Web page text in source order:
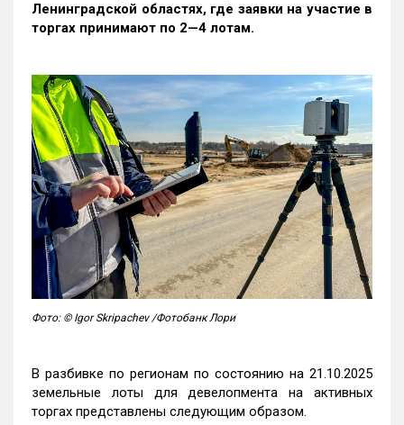
Ленинградской областях, где заявки на участие в
торгах принимают по 2—4 лотам.
Фото: © Igor Skripachev /Фотобанк Лори
В разбивке по регионам по состоянию на 21.10.2025
земельные лоты для девелопмента на активных
торгах представлены следующим образом.